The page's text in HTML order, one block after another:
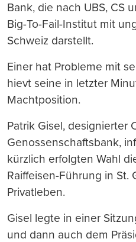
Bank, die nach UBS, CS
Big-To-Fail-Institut mit
Schweiz darstellt.
Einer hat Probleme mit
hievt seine in letzter
Machtposition.
Patrik Gisel, designierter
Genossenschaftsbank,
kürzlich erfolgten Wahl
Raiffeisen-Führung in St.
Privatleben.
Gisel legte in einer
und dann auch dem